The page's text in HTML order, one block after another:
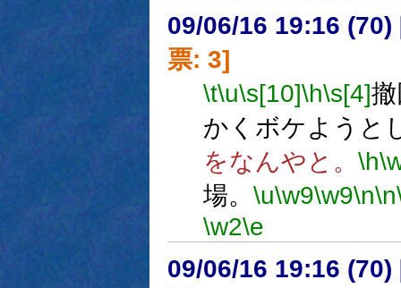
09/06/16 19:16 (70)
票: 3]
\t\u\s[10]\h\s[4]
かくボケようと
をなんやと。 \h
場。 \u\w9\w9\n\n
\w2\e
09/06/16 19:16 (70)